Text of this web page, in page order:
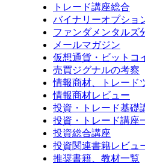
トレード講座総合
バイナリーオプショ
ファンダメンタルズ
メールマガジン
仮想通貨・ビットコ
売買ジグナルの考察
情報商材、トレード
情報商材レビュー
投資・トレード基礎
投資・トレード講座
投資総合講座
投資関連書籍レビュ
推奨書籍、教材一覧